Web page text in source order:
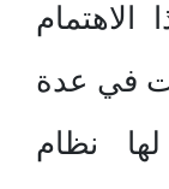
الاهتمام
في عدة
نظام